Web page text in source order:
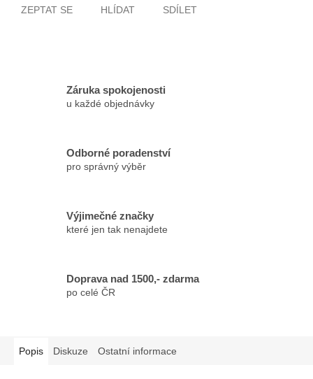
ZEPTAT SE HLÍDAT SDÍLET
Záruka spokojenosti
u každé objednávky
Odborné poradenství
pro správný výběr
Výjimečné značky
které jen tak nenajdete
Doprava nad 1500,- zdarma
po celé ČR
Popis Diskuze Ostatní informace